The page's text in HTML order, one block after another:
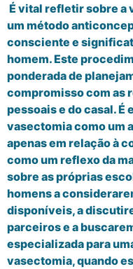
É vital refletir sobre a
um método
consciente e
homem. Este
ponderada de
compromisso com as
pessoais e do casal.
vasectomia como um
apenas em relação à
como um reflexo da
sobre as próprias
homens a
disponíveis, a
parceiros e a
especializada para
vasectomia, quando